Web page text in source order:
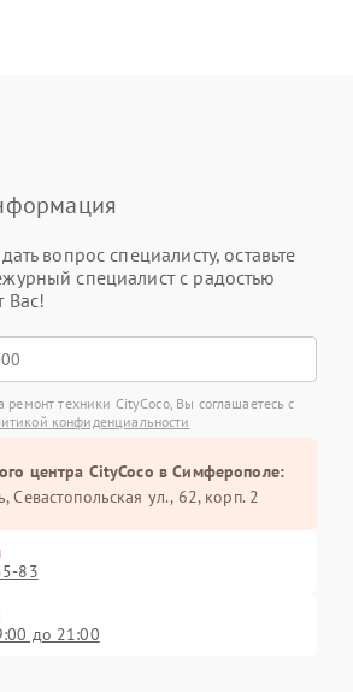
вопрос специалисту, оставьте
специалист с радостью
Вас!
ремонт техники CityCoco, Вы соглашаетесь с
конфиденциальности
центра CityCoco в Симферополе:
Севастопольская ул., 62, корп. 2
83
до 21:00